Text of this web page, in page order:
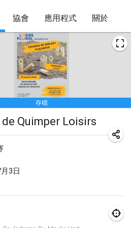
協會 應用程式 關於
存檔
Quimper Loisirs
3日
Mixte ASPTTOM
年1月22日|法國
Duppeli
1月22日|芬蘭
Tournament - Doubles
1月22日
Mölkky-open
Tournament 2nd